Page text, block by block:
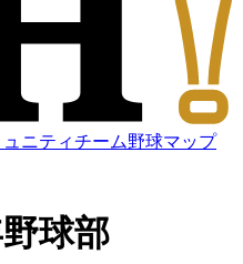
ュニティチーム野球マップ
球部